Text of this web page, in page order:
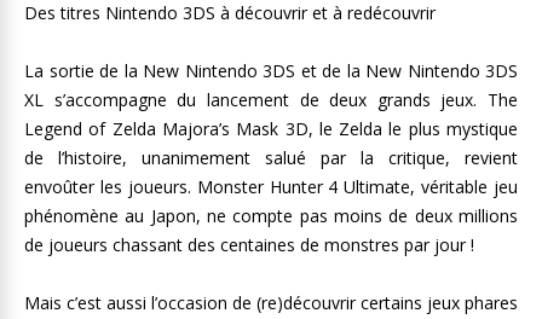
Des titres Nintendo 3DS à découvrir et à redécouvrir
La sortie de la New Nintendo 3DS et de la New Nintendo 3DS
XL s’accompagne du lancement de deux grands jeux. The
Legend of Zelda Majora’s Mask 3D, le Zelda le plus mystique
de l’histoire, unanimement salué par la critique, revient
envoûter les joueurs. Monster Hunter 4 Ultimate, véritable jeu
phénomène au Japon, ne compte pas moins de deux millions
de joueurs chassant des centaines de monstres par jour !
Mais c’est aussi l’occasion de (re)découvrir certains jeux phares